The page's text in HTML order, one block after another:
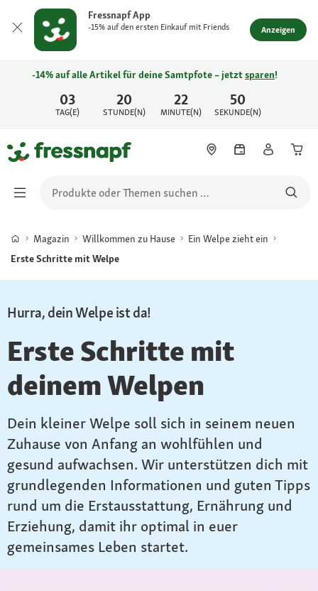
Fressnapf App
-15% auf den ersten Einkauf mit Friends Anzeigen
03
TAG(E)
20
STUNDE(N)
22
MINUTE(N)
50
SEKUNDE(N)
-14% auf alle Artikel für deine Samtpfote – jetztsparen!
Magazin Willkommen zu Hause
Ein Welpe zieht ein
Erste Schritte mit Welpe
Hurra, dein Welpe ist da!
Erste Schritte mit
deinem Welpen
Dein kleiner Welpe soll sich in seinem neuen
Zuhause von Anfang an wohlfühlen und
gesund aufwachsen. Wir unterstützen dich mit
grundlegenden Informationen und guten Tipps
rund um die Erstausstattung, Ernährung und
Erziehung, damit ihr optimal in euer
gemeinsames Leben startet.